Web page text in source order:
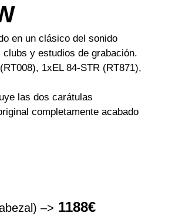
en un clásico del sonido
y estudios de grabación.
1xEL 84-STR (RT871),
las dos carátulas
completamente acabado
–> 1188€